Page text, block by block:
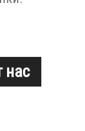
нас